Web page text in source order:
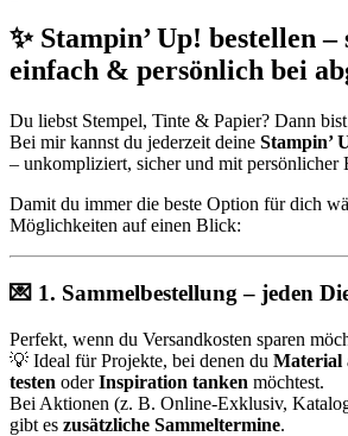
✨ Stampin’ Up! bestellen –
einfach & persönlich bei
Du liebst Stempel, Tinte & Papier? Dann
Bei mir kannst du jederzeit deine Stampin’
– unkompliziert, sicher und mit persönlicher
Damit du immer die beste Option für dich
Möglichkeiten auf einen Blick:
💌 1. Sammelbestellung – jeden
Perfekt, wenn du Versandkosten sparen
💡 Ideal für Projekte, bei denen du Material
testen oderInspiration tanken möchtest.
Bei Aktionen (z. B. Online-Exklusiv,
gibt es zusätzliche Sammeltermine.